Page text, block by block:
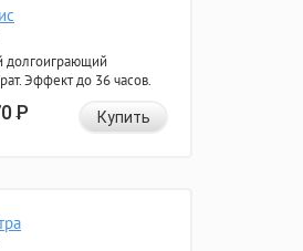
долгоиграющий
Эффект до 36 часов.
Р Купить